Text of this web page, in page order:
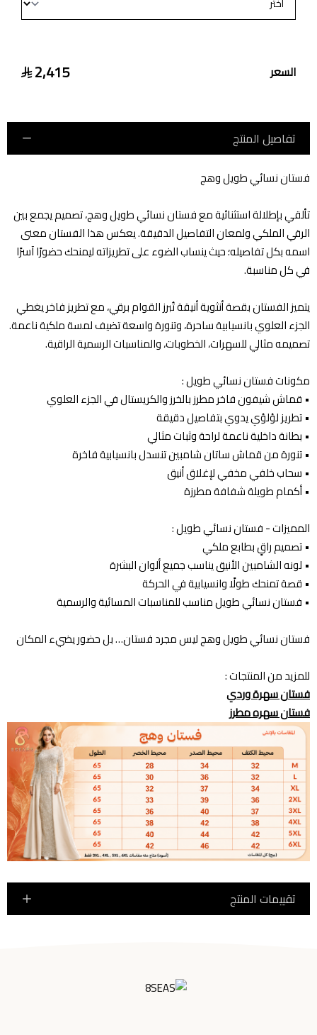
السعر 2,415
تفاصيل المنتج
فستان نسائي طويل وهج
تألقي بإطلالة استثنائية مع فستان نسائي طويل وهج، تصميم يجمع بين
الرقي الملكي ولمعان التفاصيل الدقيقة. يعكس هذا الفستان معنى
اسمه بكل تفاصيله؛ حيث ينساب الضوء على تطريزاته ليمنحك حضورًا آسرًا
في كل مناسبة.
يتميز الفستان بقصة أنثوية أنيقة تُبرز القوام برقي، مع تطريز فاخر يغطي
الجزء العلوي بانسيابية ساحرة، وتنورة واسعة تضيف لمسة ملكية ناعمة.
تصميمه مثالي للسهرات، الخطوبات، والمناسبات الرسمية الراقية.
مكونات فستان نسائي طويل :
• قماش شيفون فاخر مطرز بالخرز والكريستال في الجزء العلوي
• تطريز لؤلؤي يدوي بتفاصيل دقيقة
• بطانة داخلية ناعمة لراحة وثبات مثالي
• تنورة من قماش ساتان شامبين تنسدل بانسيابية فاخرة
• سحاب خلفي مخفي لإغلاق أنيق
• أكمام طويلة شفافة مطرزة
المميزات - فستان نسائي طويل :
• تصميم راقٍ بطابع ملكي
• لونه الشامبين الأنيق يناسب جميع ألوان البشرة
• قصة تمنحك طولًا وانسيابية في الحركة
• فستان نسائي طويل مناسب للمناسبات المسائية والرسمية
فستان نسائي طويل وهج ليس مجرد فستان… بل حضور يضيء المكان
للمزيد من المنتجات :
فستان سهرة وردي
فستان سهره مطرز
تقييمات المنتج